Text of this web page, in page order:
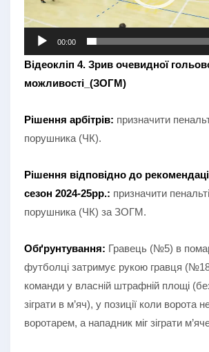
00:00
Відеокліп 4. Зрив очевидної
можливості_(ЗОГМ)
Рішення арбітрів: призначити
порушника (ЧК).
Рішення відповідно до
сезон 2024-25рр.: призначити
порушника (ЧК) за ЗОГМ.
Обґрунтування: Гравець (№5) в
футболці затримує рукою гравця
команди у власній штрафній площі
зіграти в м’яч), у позиції коли ворота
воротарем, а нападник міг зіграти